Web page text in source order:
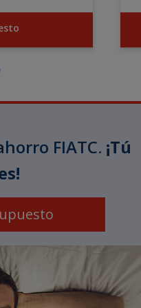
FIATC. ¡Tú